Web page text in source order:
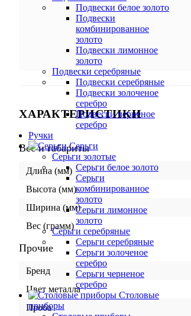
Подвески белое золото
Подвески
комбинированное
золото
Подвески лимонное
золото
Подвески серебряные
Подвески серебряные
Подвески золоченое
серебро
Подвески черненое
серебро
Ручки
Серьги
Серьги золотые
Серьги белое золото
Серьги
комбинированное
золото
Серьги лимонное
золото
Серьги серебряные
Серьги серебряные
Серьги золоченое
серебро
Серьги черненое
серебро
Столовые
приборы
ХАРАКТЕРИСТИКИ
Вес и габариты
Длина (мм)
Высота (мм)
Ширина (мм)
Вес (грамм)
Прочие
Бренд
Цвет металла
Проба